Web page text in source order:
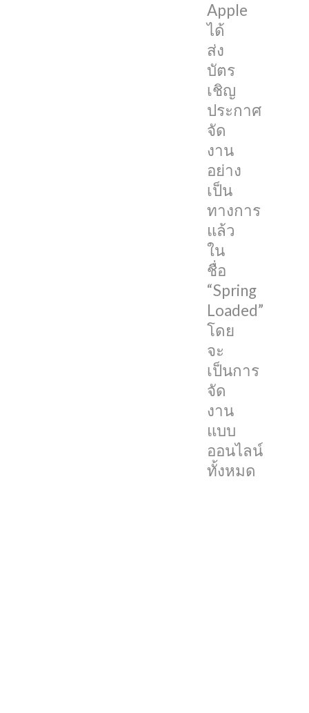
Apple
ได้
ส่ง
บัตร
เชิญ
ประกาศ
จัด
งาน
อย่าง
เป็น
ทางการ
แล้ว
ใน
ชื่อ
“Spring
Loaded”
โดย
จะ
เป็นการ
จัด
งาน
แบบ
ออนไลน์
ทั้งหมด
งาน
เปิด
ตัว
สินค้า
ใน
ครั้ง
นี้
คาด
ว่า
จะ
เป็นการ
เปิด
ตัว
อุปกรณ์
ใหม่
อย่าง
iPad
Pro
ที่
คาด
ว่า
จะ
มา
พร้อม